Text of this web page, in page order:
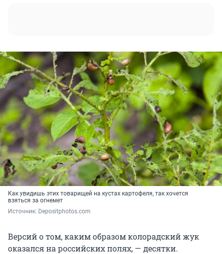
Как увидишь этих товарищей на кустах картофеля, так хочется
взяться за огнемет
Источник: Depositphotos.com
Версий о том, каким образом колорадский жук
оказался на российских полях, — десятки.